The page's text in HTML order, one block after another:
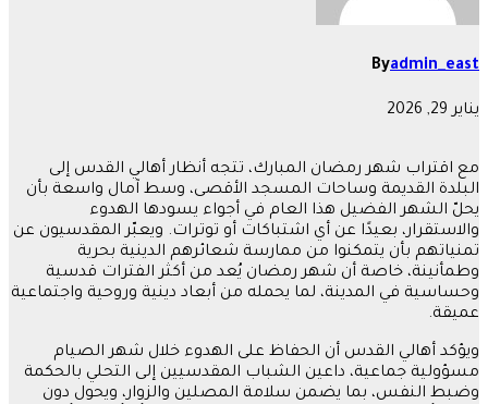
Byadmin_east
يناير 29, 2026
مع اقتراب شهر رمضان المبارك، تتجه أنظار أهالي القدس إلى
البلدة القديمة وساحات المسجد الأقصى، وسط آمال واسعة بأن
يحلّ الشهر الفضيل هذا العام في أجواء يسودها الهدوء
والاستقرار، بعيدًا عن أي اشتباكات أو توترات. ويعبّر المقدسيون عن
تمنياتهم بأن يتمكنوا من ممارسة شعائرهم الدينية بحرية
وطمأنينة، خاصة أن شهر رمضان يُعد من أكثر الفترات قدسية
وحساسية في المدينة، لما يحمله من أبعاد دينية وروحية واجتماعية
عميقة.
ويؤكد أهالي القدس أن الحفاظ على الهدوء خلال شهر الصيام
مسؤولية جماعية، داعين الشباب المقدسيين إلى التحلي بالحكمة
وضبط النفس، بما يضمن سلامة المصلين والزوار، ويحول دون